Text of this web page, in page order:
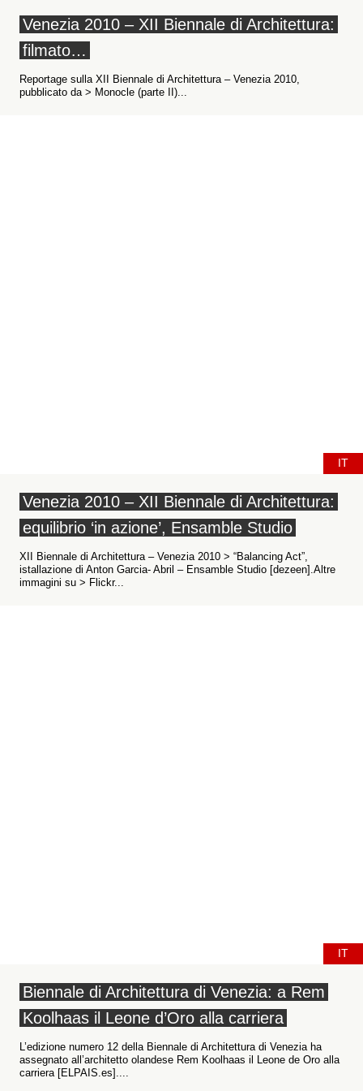
Venezia 2010 – XII Biennale di Architettura:
filmato…
Reportage sulla XII Biennale di Architettura – Venezia 2010,
pubblicato da > Monocle (parte II)...
IT
Venezia 2010 – XII Biennale di Architettura:
equilibrio ‘in azione’, Ensamble Studio
XII Biennale di Architettura – Venezia 2010 > “Balancing Act”,
istallazione di Anton Garcia- Abril – Ensamble Studio [dezeen].Altre
immagini su > Flickr...
IT
Biennale di Architettura di Venezia: a Rem
Koolhaas il Leone d’Oro alla carriera
L’edizione numero 12 della Biennale di Architettura di Venezia ha
assegnato all’architetto olandese Rem Koolhaas il Leone de Oro alla
carriera [ELPAIS.es]....